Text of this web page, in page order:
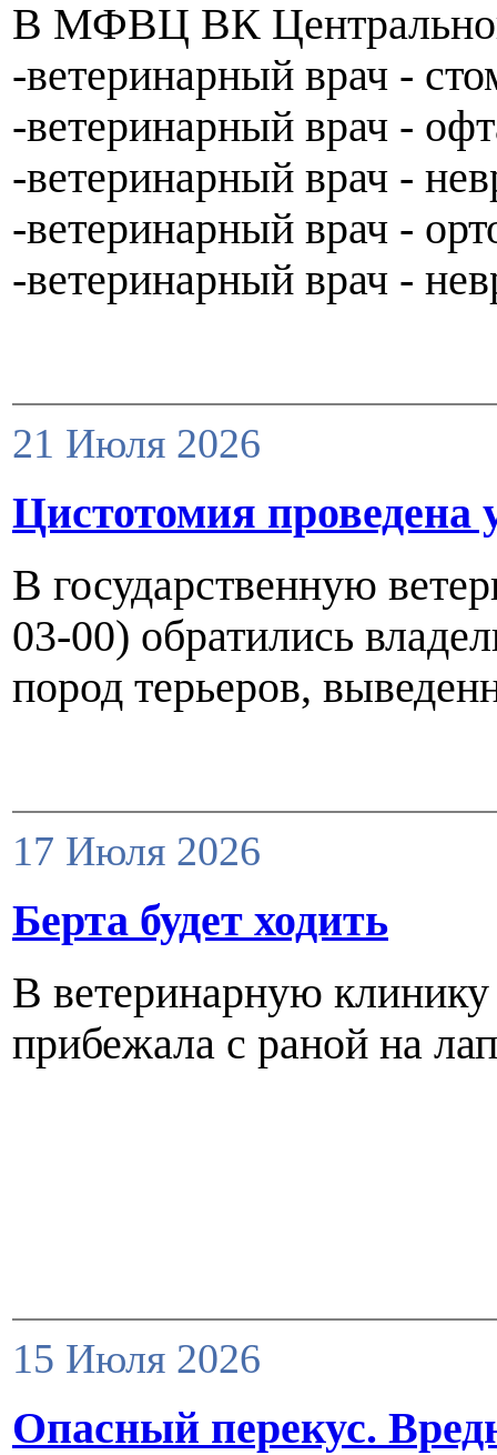
В МФВЦ ВК
-ветеринарный врач -
-ветеринарный врач -
-ветеринарный врач -
-ветеринарный врач -
-ветеринарный врач -
21 Июля 2026
Цистотомия проведена
В государственную
03-00) обратились
пород терьеров,
17 Июля 2026
Берта будет ходить
В ветеринарную клинику
прибежала с раной на
15 Июля 2026
Опасный перекус.